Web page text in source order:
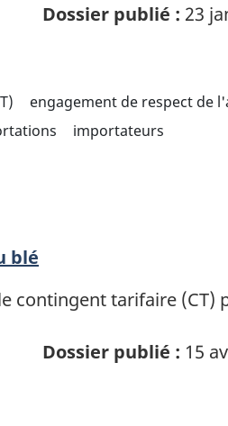
Dossier publié : 23
engagement de respect de
importateurs
blé
contingent tarifaire
Dossier publié : 15